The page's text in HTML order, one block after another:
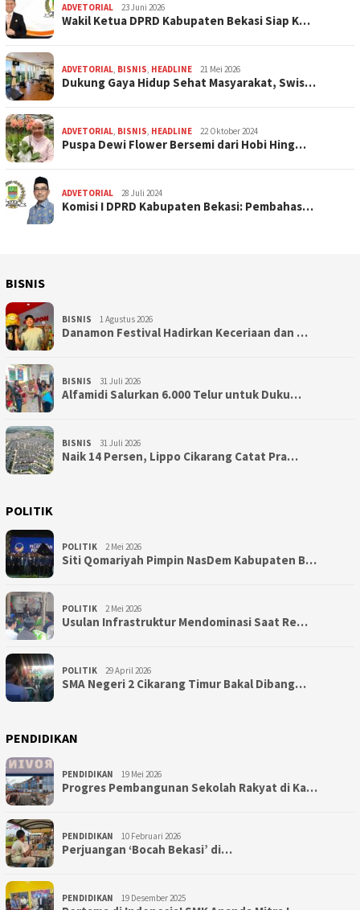
ADVETORIAL 23 Juni 2026
Wakil Ketua DPRD Kabupaten Bekasi Siap K…
ADVETORIAL, BISNIS, HEADLINE 21 Mei 2026
Dukung Gaya Hidup Sehat Masyarakat, Swis…
ADVETORIAL, BISNIS, HEADLINE 22 Oktober 2024
Puspa Dewi Flower Bersemi dari Hobi Hing…
ADVETORIAL 28 Juli 2024
Komisi I DPRD Kabupaten Bekasi: Pembahas…
BISNIS
BISNIS 1 Agustus 2026
Danamon Festival Hadirkan Keceriaan dan …
BISNIS 31 Juli 2026
Alfamidi Salurkan 6.000 Telur untuk Duku…
BISNIS 31 Juli 2026
Naik 14 Persen, Lippo Cikarang Catat Pra…
POLITIK
POLITIK 2 Mei 2026
Siti Qomariyah Pimpin NasDem Kabupaten B…
POLITIK 2 Mei 2026
Usulan Infrastruktur Mendominasi Saat Re…
POLITIK 29 April 2026
SMA Negeri 2 Cikarang Timur Bakal Dibang…
PENDIDIKAN
PENDIDIKAN 19 Mei 2026
Progres Pembangunan Sekolah Rakyat di Ka…
PENDIDIKAN 10 Februari 2026
Perjuangan ‘Bocah Bekasi’ di…
PENDIDIKAN 19 Desember 2025